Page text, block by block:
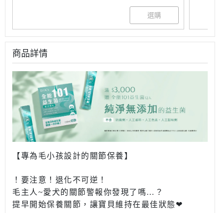
商品詳情
【專為毛小孩設計的關節保養】
！要注意！退化不可逆！
毛主人~愛犬的關節警報你發現了嗎…？
提早開始保養關節，讓寶貝維持在最佳狀態❤